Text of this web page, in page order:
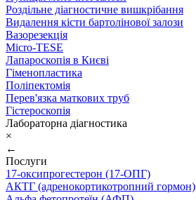
Роздільне діагностичне вишкрібання
Видалення кісти бартолінової залози
Вазорезекція
Micro-TESE
Лапароскопія в Києві
Гіменопластика
Поліпектомія
Перев'язка маткових труб
Гістероскопія
Лабораторна діагностика
×
←
Послуги
17-оксипрогестерон (17-ОПГ)
АКТГ (адренокортикотропний гормон)